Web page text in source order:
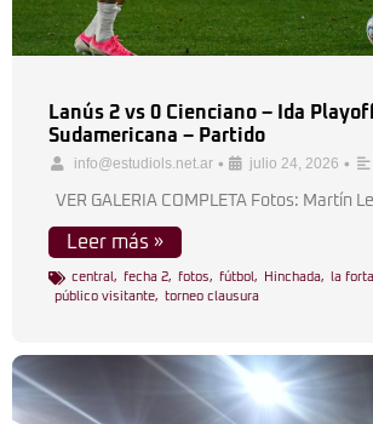
Lanús 2 vs 0 Cienciano – Ida
Sudamericana – Partido
info@estudiols.net.ar • julio 24, 2026 •
VER GALERIA COMPLETA Fotos: Martín
Leer más »
central , fecha 2, fotos, fútbol , Hinchada, la
público visitante, torneo clausura